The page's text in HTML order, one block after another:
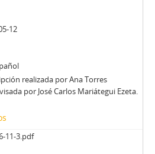
12
realizada por Ana Torres
por José Carlos Mariátegui Ezeta.
11-3.pdf